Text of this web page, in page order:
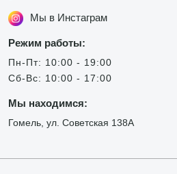
Мы в Инстаграм
Режим работы:
Пн-Пт: 10:00 - 19:00
Сб-Вс: 10:00 - 17:00
Мы находимся:
Гомель, ул. Советская 138А